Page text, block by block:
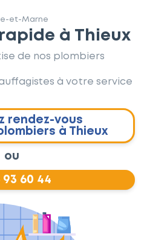
et-Marne
à Thieux
de nos plombiers
à votre service
rendez-vous
à Thieux
ou
93 60 44